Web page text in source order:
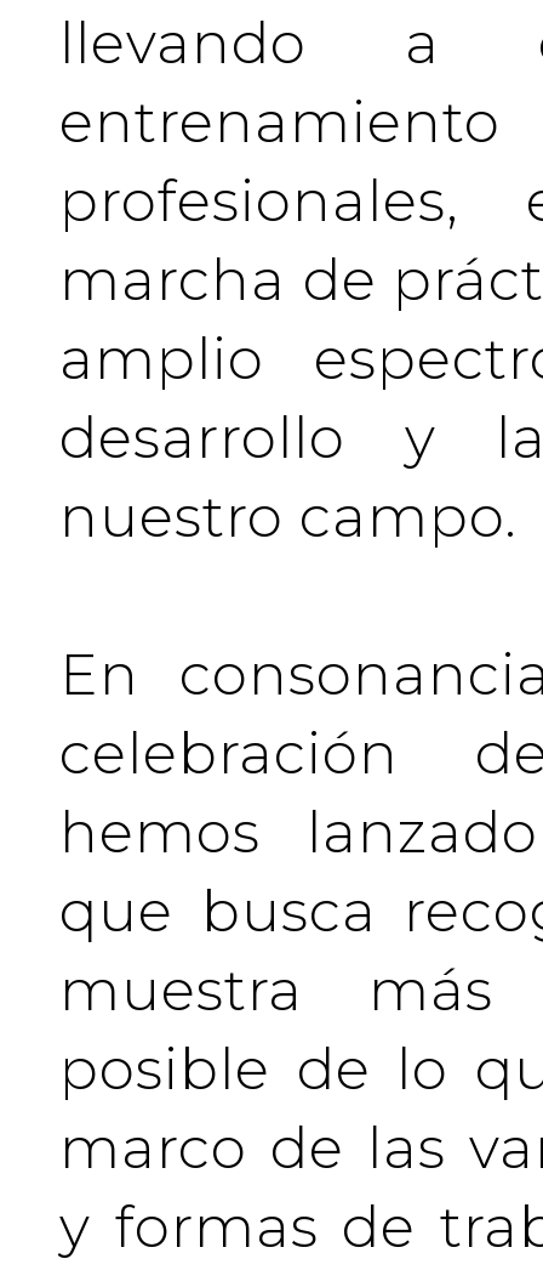
llevando a
marcha de
amplio
desarrollo y
nuestro campo.
En
celebración
hemos
que busca
muestra
posible de lo
marco de las
y formas de